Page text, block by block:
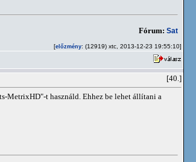
Fórum: Sat
[előzmény: (12919) xtc, 2013-12-23 19:55:10]
[40.]
MetrixHD"-t használd. Ehhez be lehet állítani a